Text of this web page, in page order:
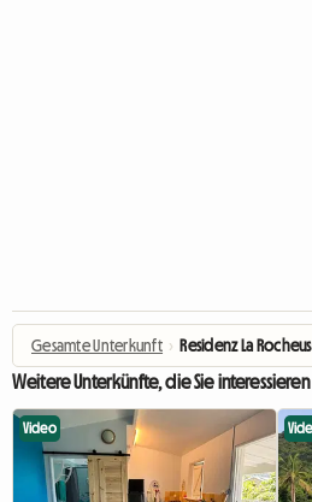
Gesamte Unterkunft › Residenz La
Weitere Unterkünfte, die Sie
Video